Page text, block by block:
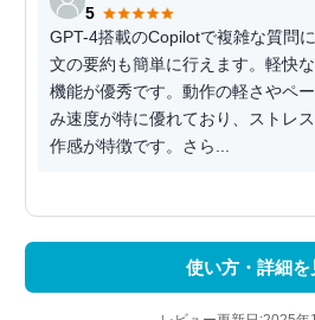
5
GPT-4搭載のCopilotで複雑な質問
文の要約も簡単に行えます。軽快
機能が優秀です。動作の軽さやペ
み速度が特に優れており、ストレ
作感が特徴です。さら...
使い方・詳細を